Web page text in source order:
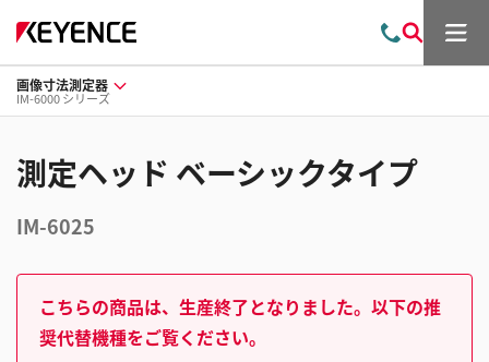
問
わ
索
メ
画像寸法測定器
IM-6000 シリーズ
測定ヘッド ベーシックタイプ
IM-6025
こちらの商品は、生産終了となりました。以下の推
奨代替機種をご覧ください。